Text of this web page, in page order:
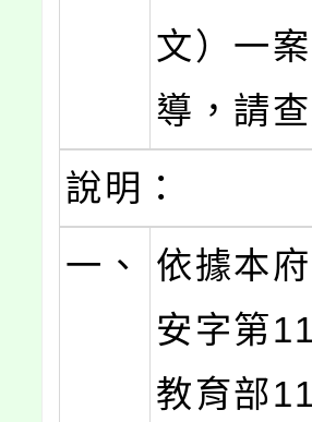
文）一
導，請查
說明：
一、
依據本
安字第
教育部